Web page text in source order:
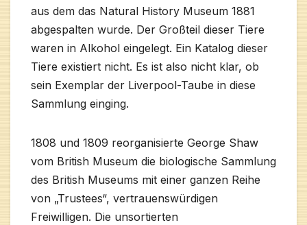
aus dem das Natural History Museum 1881
abgespalten wurde. Der Großteil dieser Tiere
waren in Alkohol eingelegt. Ein Katalog dieser
Tiere existiert nicht. Es ist also nicht klar, ob
sein Exemplar der Liverpool-Taube in diese
Sammlung einging.
1808 und 1809 reorganisierte George Shaw
vom British Museum die biologische Sammlung
des British Museums mit einer ganzen Reihe
von „Trustees“, vertrauenswürdigen
Freiwilligen. Die unsortierten